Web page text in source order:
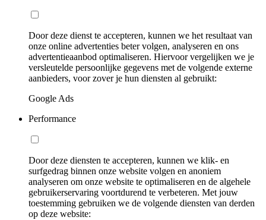
Door deze dienst te accepteren, kunnen we het resultaat van
onze online advertenties beter volgen, analyseren en ons
advertentieaanbod optimaliseren. Hiervoor vergelijken we je
versleutelde persoonlijke gegevens met de volgende externe
aanbieders, voor zover je hun diensten al gebruikt:
Google Ads
Performance
Door deze diensten te accepteren, kunnen we klik- en
surfgedrag binnen onze website volgen en anoniem
analyseren om onze website te optimaliseren en de algehele
gebruikerservaring voortdurend te verbeteren. Met jouw
toestemming gebruiken we de volgende diensten van derden
op deze website: